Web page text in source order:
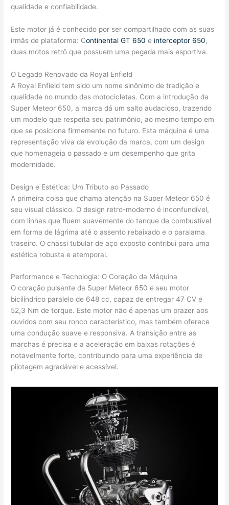
qualidade e confiabilidade.
Este motor já é conhecido por ser compartilhado com as suas
irmãs de plataforma: Continental GT 650 e interceptor 650,
duas motos retrô que possuem uma pegada mais esportiva.
O Legado Renovado da Royal Enfield
A Royal Enfield tem sido um nome sinônimo de tradição e
qualidade no mundo das motocicletas. Com a introdução da
Super Meteor 650, a marca dá um salto audacioso, trazendo
um modelo que respeita seu patrimônio, ao mesmo tempo em
que se posiciona firmemente no futuro. Esta máquina é uma
representação viva da evolução da marca, com um design
que homenageia o passado e um desempenho que grita
modernidade.
Design e Estética: Um Tributo ao Passado
A primeira coisa que chama atenção na Super Meteor 650 é
seu visual clássico. O design retro-moderno é inconfundível,
com linhas que fluem suavemente do tanque de combustível
em forma de lágrima até o assento rebaixado e o paralama
traseiro. O chassi tubular de aço exposto contribui para uma
estética robusta e atemporal.
Performance e Tecnologia: O Coração da Máquina
O coração pulsante da Super Meteor 650 é seu motor
bicilíndrico paralelo de 648 cc, capaz de entregar 47 CV e
52,3 Nm de torque. Este motor não é apenas um prazer aos
ouvidos com seu ronco característico, mas também oferece
uma condução suave e responsiva. A transição entre as
marchas é precisa e a aceleração em baixas rotações é
notavelmente forte, contribuindo para uma experiência de
pilotagem agradável e acessível.